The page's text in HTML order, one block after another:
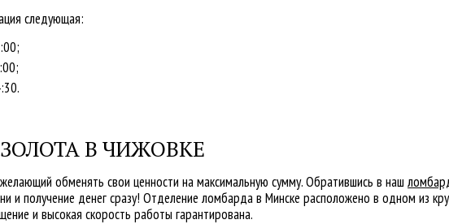
следующая:
В ЧИЖОВКЕ
обменять свои ценности на максимальную сумму. Обратившись в наш
и получение денег сразу! Отделение ломбарда в Минске расположено в одном из
и высокая скорость работы гарантирована.